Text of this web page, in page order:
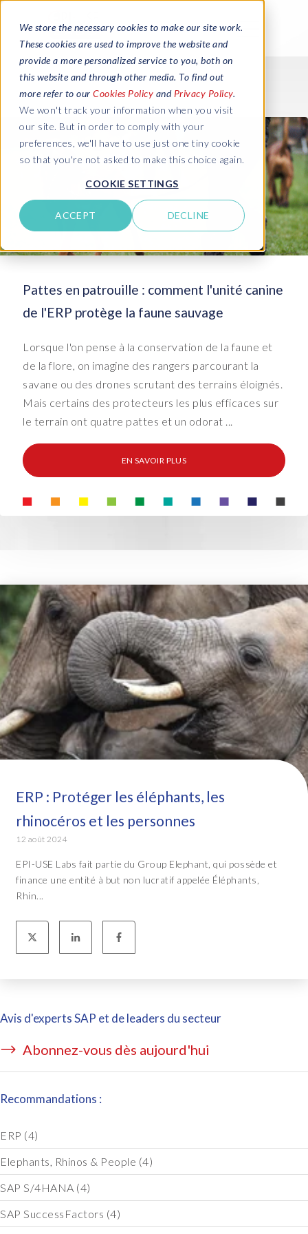
We store the necessary cookies to make our site work.
These cookies are used to improve the website and
provide a more personalized service to you, both on
this website and through other media. To find out
more refer to our Cookies Policy and Privacy Policy.
We won't track your information when you visit
our site. But in order to comply with your
preferences, we'll have to use just one tiny cookie
so that you're not asked to make this choice again.
COOKIE SETTINGS
ACCEPT DECLINE
Pattes en patrouille : comment l'unité canine
de l'ERP protège la faune sauvage
Lorsque l'on pense à la conservation de la faune et
de la flore, on imagine des rangers parcourant la
savane ou des drones scrutant des terrains éloignés.
Mais certains des protecteurs les plus efficaces sur
le terrain ont quatre pattes et un odorat ...
EN SAVOIR PLUS
ERP : Protéger les éléphants, les
rhinocéros et les personnes
12 août 2024
EPI-USE Labs fait partie du Group Elephant, qui possède et
finance une entité à but non lucratif appelée Éléphants,
Rhin...
Avis d'experts SAP et de leaders du secteur
Abonnez-vous dès aujourd'hui
Recommandations :
ERP (4)
Elephants, Rhinos & People (4)
SAP S/4HANA (4)
SAP SuccessFactors (4)